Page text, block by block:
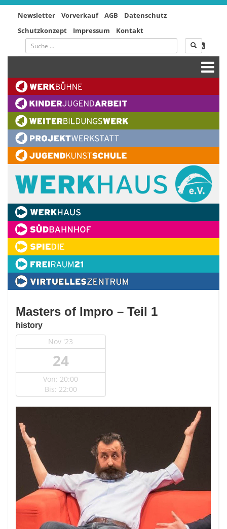
Newsletter Vorverkauf AGB
Datenschutz
Schutzkonzept
Impressum Kontakt
Masters of Impro – Teil 1
history
Nov '23
24
Von: 20:00
Bis: 22:00